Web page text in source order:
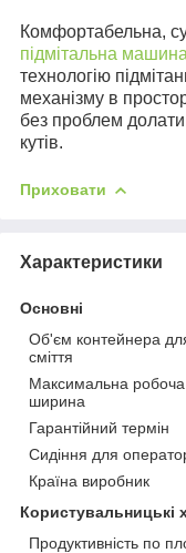
Комфортабельна,
підмітальна машина
технологію
механізму в
без проблем
кутів.
Приховати
Характеристики
Основні
Об'єм контейнера
сміття
Максимальна робоча
ширина
Гарантійний термін
Сидіння для
Країна виробник
Користувальницькі
Продуктивність по